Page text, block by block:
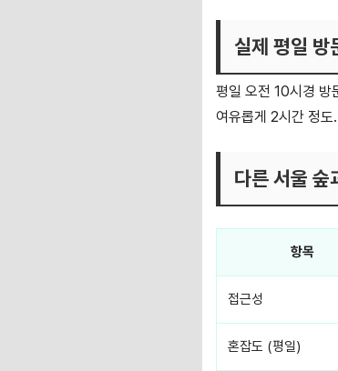
실제 평일 방
평일 오전 10시경 방
여유롭게 2시간 정도
다른 서울 숲
항목
접근성
혼잡도 (평일)